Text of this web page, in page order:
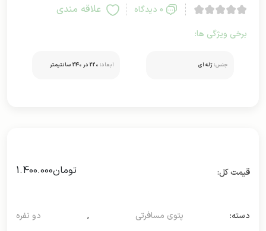
0 دیدگاه علاقه مندی
برخی ویژگی ها:
جنس: ژله ای ابعاد: 220 در 240 سانتیمتر
تومان1.400.000
دسته: پتوی مسافرتی , دو نفره